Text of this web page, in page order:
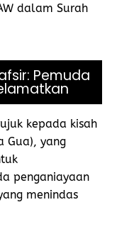
dalam Surah
Pemuda
kepada kisah
Gua), yang
penganiayaan
menindas